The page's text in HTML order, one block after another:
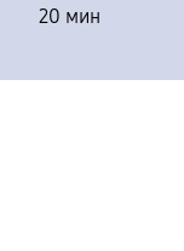
20 мин